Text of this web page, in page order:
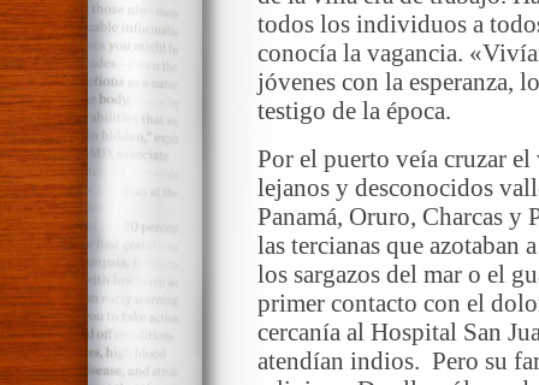
todos los individuos a
conocía la vagancia.
jóvenes con la esperanza,
testigo de la época.
Por el puerto veía cruzar
lejanos y desconocidos
Panamá, Oruro, Charcas y
las tercianas que azotaban
los sargazos del mar o el
primer contacto con el
cercanía al Hospital San
atendían indios. Pero su